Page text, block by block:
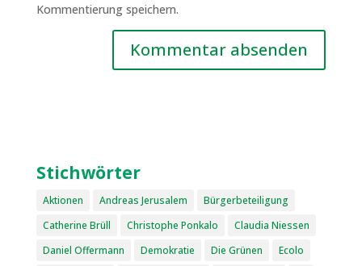
Kommentierung speichern.
Stichwörter
Aktionen Andreas Jerusalem
Bürgerbeteiligung
Catherine Brüll
Christophe Ponkalo
Claudia Niessen
Daniel Offermann
Demokratie Die Grünen
Ecolo